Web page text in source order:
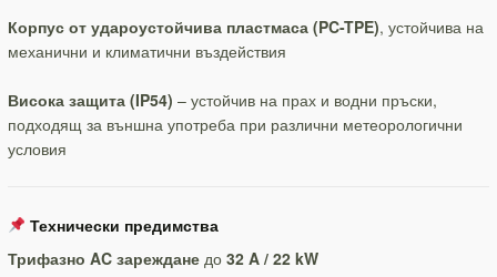
Корпус от удароустойчива пластмаса (PC-TPE), устойчива на
механични и климатични въздействия
Висока защита (IP54) – устойчив на прах и водни пръски,
подходящ за външна употреба при различни метеорологични
условия
Технически предимства
Трифазно AC зареждане до32 A / 22 kW